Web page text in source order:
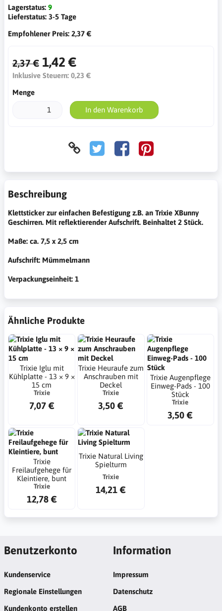
Lagerstatus: 9
Lieferstatus: 3-5 Tage
Empfohlener Preis: 2,37 €
2,37 € 1,42 €
Inklusive Steuern: 0,23 €
Menge
In den Warenkorb
Beschreibung
Klettsticker zur einfachen Befestigung z.B. an Trixie XBunny
Geschirren. Mit reflektierender Aufschrift. Beinhaltet 2 Stück.
Maße: ca. 7,5 x 2,5 cm
Aufschrift: Mümmelmann
Verpackungseinheit: 1
Ähnliche Produkte
Trixie Iglu mit
Kühlplatte - 13 × 9 ×
15 cm
Trixie
7,07 €
Trixie Heuraufe zum
Anschrauben mit
Deckel
Trixie
3,50 €
Trixie Augenpflege
Einweg-Pads - 100
Stück
Trixie
3,50 €
Trixie
Freilaufgehege für
Kleintiere, bunt
Trixie
12,78 €
Trixie Natural Living
Spielturm
Trixie
14,21 €
Benutzerkonto
Kundenservice
Regionale Einstellungen
Kundenkonto erstellen
Information
Impressum
Datenschutz
AGB